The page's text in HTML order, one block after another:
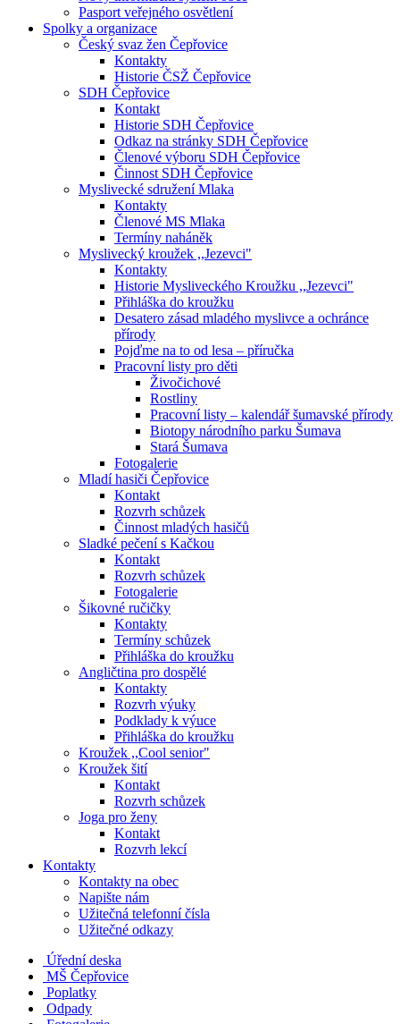
Pasport veřejného osvětlení
Spolky a organizace
Český svaz žen Čepřovice
Kontakty
Historie ČSŽ Čepřovice
SDH Čepřovice
Kontakt
Historie SDH Čepřovice
Odkaz na stránky SDH Čepřovice
Členové výboru SDH Čepřovice
Činnost SDH Čepřovice
Myslivecké sdružení Mlaka
Kontakty
Členové MS Mlaka
Termíny naháněk
Myslivecký kroužek ,,Jezevci"
Kontakty
Historie Mysliveckého Kroužku ,,Jezevci"
Přihláška do kroužku
Desatero zásad mladého myslivce a ochránce
přírody
Pojďme na to od lesa – příručka
Pracovní listy pro děti
Živočichové
Rostliny
Pracovní listy – kalendář šumavské přírody
Biotopy národního parku Šumava
Stará Šumava
Fotogalerie
Mladí hasiči Čepřovice
Kontakt
Rozvrh schůzek
Činnost mladých hasičů
Sladké pečení s Kačkou
Kontakt
Rozvrh schůzek
Fotogalerie
Šikovné ručičky
Kontakty
Termíny schůzek
Přihláška do kroužku
Angličtina pro dospělé
Kontakty
Rozvrh výuky
Podklady k výuce
Přihláška do kroužku
Kroužek ,,Cool senior"
Kroužek šití
Kontakt
Rozvrh schůzek
Joga pro ženy
Kontakt
Rozvrh lekcí
Kontakty
Kontakty na obec
Napište nám
Užitečná telefonní čísla
Užitečné odkazy
Úřední deska
MŠ Čepřovice
Poplatky
Odpady